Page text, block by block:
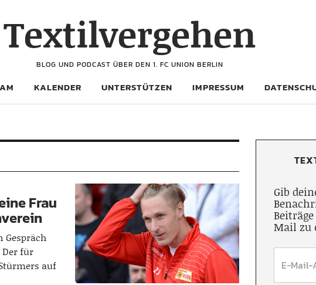
Textilvergehen
BLOG UND PODCAST ÜBER DEN 1. FC UNION BERLIN
KALENDER UNTERSTÜTZEN IMPRESSUM
Frau
Gespräch
Der für
auf
Gib
Mail zu